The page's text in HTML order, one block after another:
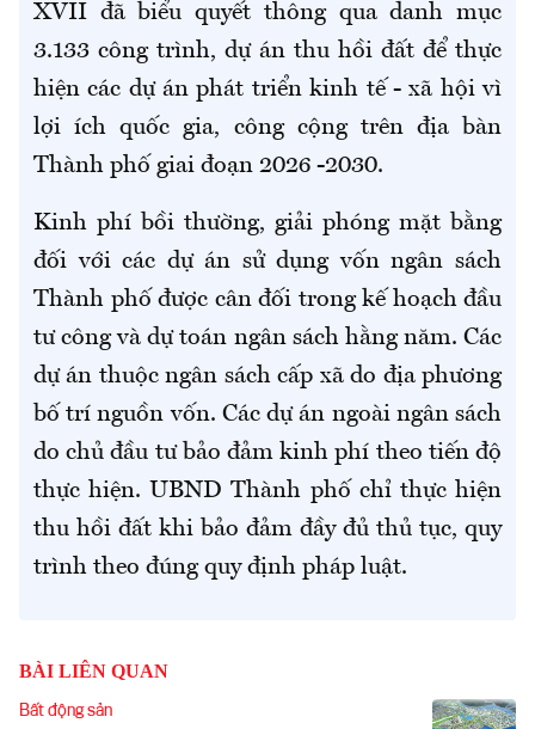
XVII đã biểu quyết thông qua danh mục
3.133 công trình, dự án thu hồi đất để thực
hiện các dự án phát triển kinh tế - xã hội vì
lợi ích quốc gia, công cộng trên địa bàn
Thành phố giai đoạn 2026 -2030.
Kinh phí bồi thường, giải phóng mặt bằng
đối với các dự án sử dụng vốn ngân sách
Thành phố được cân đối trong kế hoạch đầu
tư công và dự toán ngân sách hằng năm. Các
dự án thuộc ngân sách cấp xã do địa phương
bố trí nguồn vốn. Các dự án ngoài ngân sách
do chủ đầu tư bảo đảm kinh phí theo tiến độ
thực hiện. UBND Thành phố chỉ thực hiện
thu hồi đất khi bảo đảm đầy đủ thủ tục, quy
trình theo đúng quy định pháp luật.
BÀI LIÊN QUAN
Bất động sản